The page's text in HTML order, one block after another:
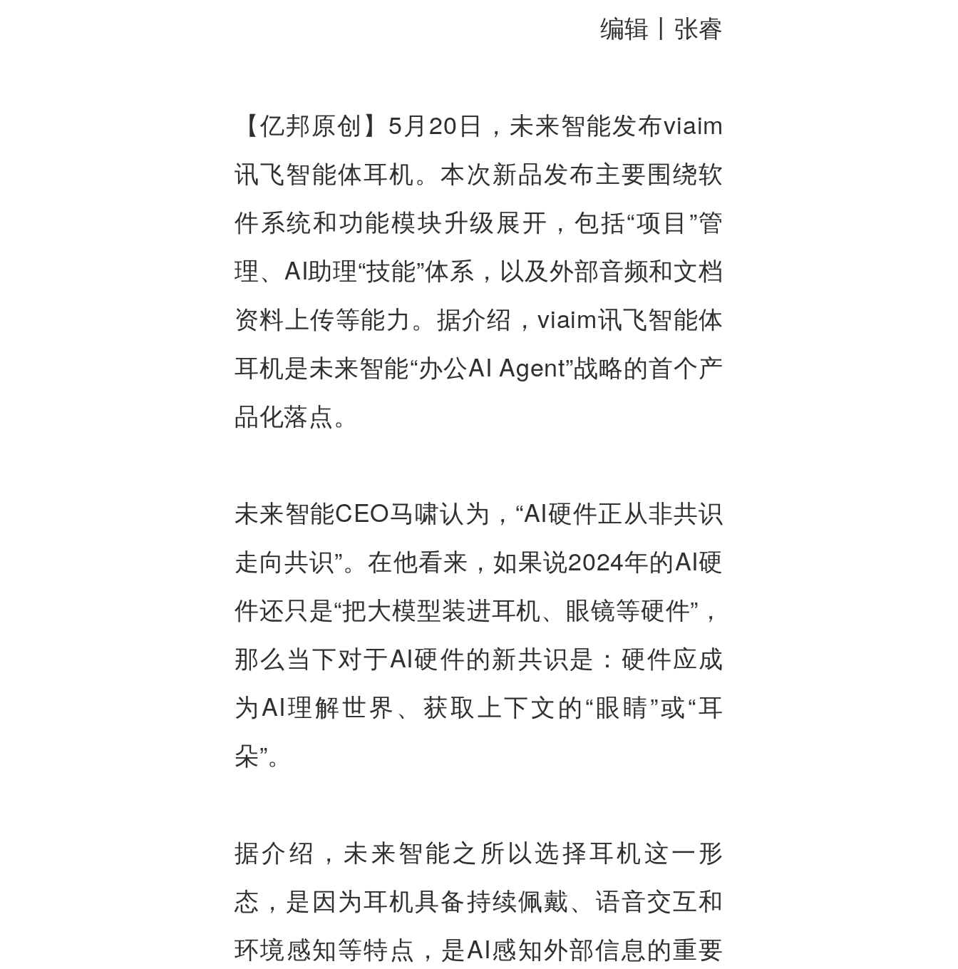
编辑丨张睿
【亿邦原创】5月20日，未来智能发布viaim
讯飞智能体耳机。本次新品发布主要围绕软
件系统和功能模块升级展开，包括“项目”管
理、AI助理“技能”体系，以及外部音频和文档
资料上传等能力。据介绍，viaim讯飞智能体
耳机是未来智能“办公AI Agent”战略的首个产
品化落点。
未来智能CEO马啸认为，“AI硬件正从非共识
走向共识”。在他看来，如果说2024年的AI硬
件还只是“把大模型装进耳机、眼镜等硬件”，
那么当下对于AI硬件的新共识是：硬件应成
为AI理解世界、获取上下文的“眼睛”或“耳
朵”。
据介绍，未来智能之所以选择耳机这一形
态，是因为耳机具备持续佩戴、语音交互和
环境感知等特点，是AI感知外部信息的重要